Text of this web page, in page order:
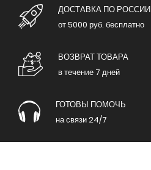
ДОСТАВКА ПО РОССИИ
от 5000 руб. бесплатно
ВОЗВРАТ ТОВАРА
в течение 7 дней
ГОТОВЫ ПОМОЧЬ
на связи 24/7